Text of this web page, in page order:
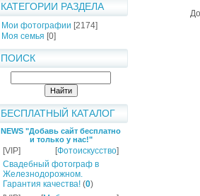
КАТЕГОРИИ РАЗДЕЛА
Мои фотографии [2174]
Моя семья [0]
ПОИСК
БЕСПЛАТНЫЙ КАТАЛОГ
NEWS "Добавь сайт бесплатно
и только у нас!"
[VIP] [Фотоискусство]
Свадебный фотограф в
Железнодорожном.
Гарантия качества! (0)